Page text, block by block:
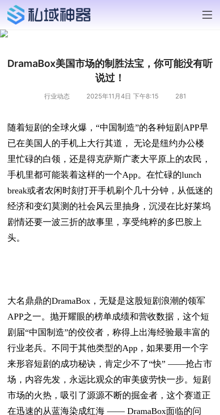
DramaBox美国市场的制胜法宝，你可能没有听
说过！
行业动态 2025年11月4日 下午8:15 281
随着短剧的全球火爆，“中国制造”的各种短剧APP早
已在美国人的手机上大行其道， 无论是纽约办公楼
里忙碌的白领，还是得克萨斯广袤大平原上的农民，
手机里都可能装着这样的一个App。在忙碌的lunch
break或者农闲时刻打开手机刷个几十分钟，从低迷的
经济和变幻莫测的社会风云里抽身，沉浸在比好莱坞
剧情还要一波三折的故事里，享受纯粹的多巴胺上
头。
大名鼎鼎的DramaBox，无疑是这股短剧浪潮的领军
APP之一。抛开耀眼的榜单成绩和营收数据，这个短
剧届“中国制造”的佼佼者，称得上出海经验最丰富的
行业老兵。不同于其他类型的App，如果要用一个字
来形容短剧的成功秘诀，肯定少不了“快” ——抢占市
场，内容先发，永远比观众的审美疲劳快一步。短剧
市场的火热，吸引了源源不断的掘金者，这个赛道正
在迅速的从蓝海染成红海 —— DramaBox面临的问